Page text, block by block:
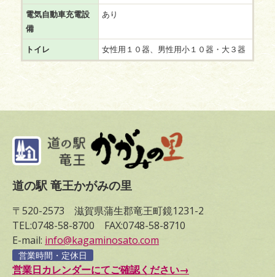
電気自動車充電設
備
あり
トイレ 女性用１０器、男性用小１０器・大３器
道の駅 竜王かがみの里
〒520-2573 滋賀県蒲生郡竜王町鏡1231-2
TEL:0748-58-8700 FAX:0748-58-8710
E-mail: info@kagaminosato.com
営業時間・定休日
営業日カレンダーにてご確認ください→